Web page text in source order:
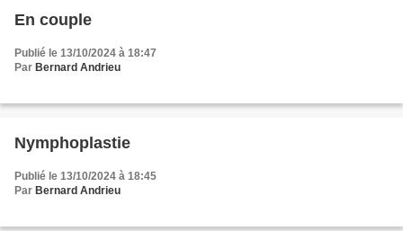
En couple
Publié le 13/10/2024 à 18:47
Par Bernard Andrieu
Nymphoplastie
Publié le 13/10/2024 à 18:45
Par Bernard Andrieu